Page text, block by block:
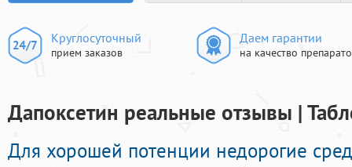
Круглосуточный
прием заказов
Даем гарантии
на качество
Дапоксетин реальные отзывы |
Для хорошей потенции недорогие